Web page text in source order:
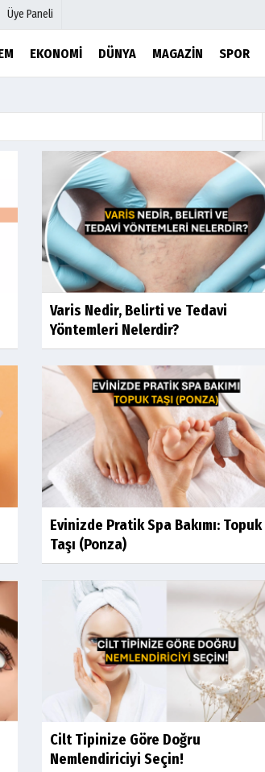
Üye Paneli
EKONOMI DÜNYA MAGAZIN SPOR
Foto Galeri
Etkinlikler
Varis Nedir, Belirti ve Tedavi
Yöntemleri Nelerdir?
Evinizde Pratik Spa Bakımı: Topuk
Taşı (Ponza)
Cilt Tipinize Göre Doğru
Nemlendiriciyi Seçin!